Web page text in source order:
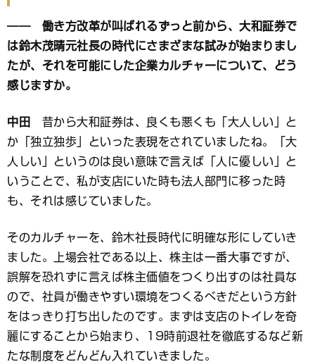
―― 働き方改革が叫ばれるずっと前から、大和証券で
は鈴木茂晴元社長の時代にさまざまな試みが始まりまし
たが、それを可能にした企業カルチャーについて、どう
感じますか。
中田
昔から大和証券は、良くも悪くも「大人しい」と
か「独立独歩」といった表現をされていましたね。「大
人しい」というのは良い意味で言えば「人に優しい」と
いうことで、私が支店にいた時も法人部門に移った時
も、それは感じていました。
そのカルチャーを、鈴木社長時代に明確な形にしていき
ました。上場会社である以上、株主は一番大事ですが、
誤解を恐れずに言えば株主価値をつくり出すのは社員な
ので、社員が働きやすい環境をつくるべきだという方針
をはっきり打ち出したのです。まずは支店のトイレを奇
麗にすることから始まり、19時前退社を徹底するなど新
たな制度をどんどん入れていきました。